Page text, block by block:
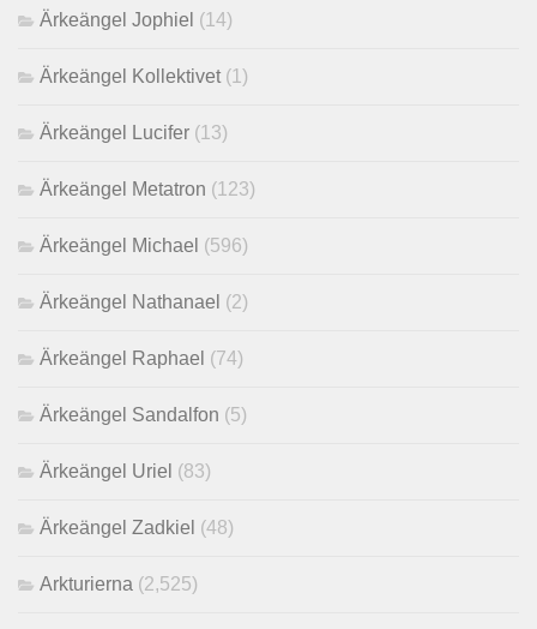
Ärkeängel Jophiel (14)
Ärkeängel Kollektivet (1)
Ärkeängel Lucifer (13)
Ärkeängel Metatron (123)
Ärkeängel Michael (596)
Ärkeängel Nathanael (2)
Ärkeängel Raphael (74)
Ärkeängel Sandalfon (5)
Ärkeängel Uriel (83)
Ärkeängel Zadkiel (48)
Arkturierna (2,525)